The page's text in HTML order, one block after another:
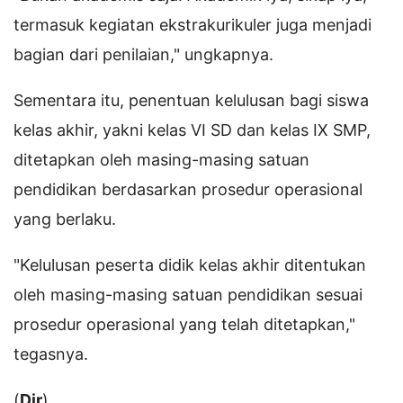
termasuk kegiatan ekstrakurikuler juga menjadi
bagian dari penilaian," ungkapnya.
Sementara itu, penentuan kelulusan bagi siswa
kelas akhir, yakni kelas VI SD dan kelas IX SMP,
ditetapkan oleh masing-masing satuan
pendidikan berdasarkan prosedur operasional
yang berlaku.
"Kelulusan peserta didik kelas akhir ditentukan
oleh masing-masing satuan pendidikan sesuai
prosedur operasional yang telah ditetapkan,"
tegasnya.